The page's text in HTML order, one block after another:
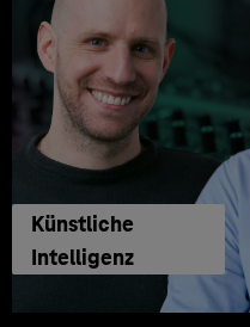
Künstliche
Intelligenz